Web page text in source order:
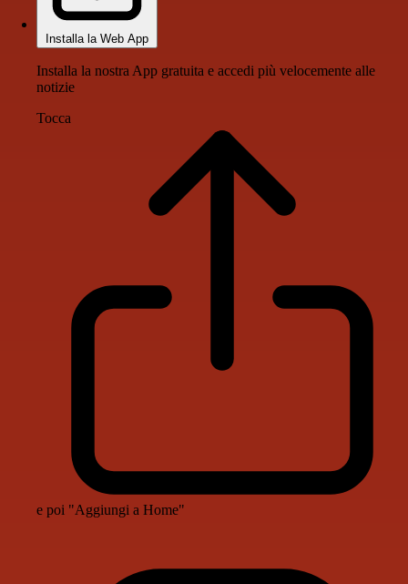
Installa la Web App
Installa la nostra App gratuita e accedi più velocemente alle
notizie
Tocca
e poi "Aggiungi a Home"